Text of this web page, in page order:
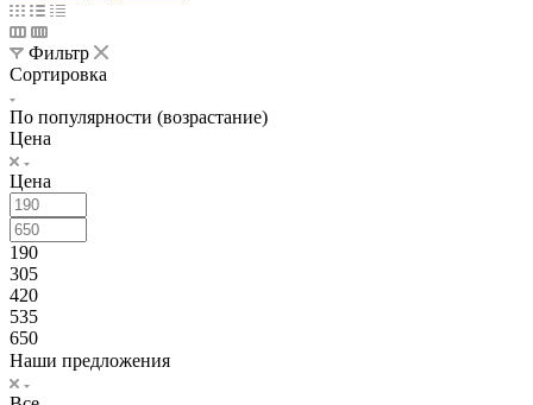
Фильтр
Сортировка
По популярности (возрастание)
Цена
Цена
190
305
420
535
650
Наши предложения